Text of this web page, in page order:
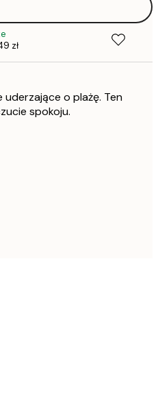
zł
o plażę. Ten
spokoju.